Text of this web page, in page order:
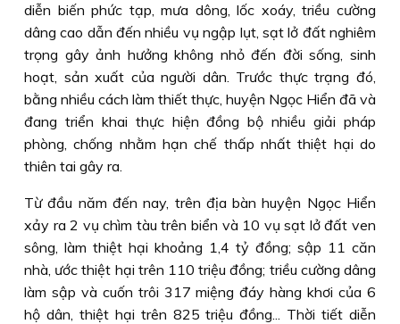
diễn biến phức tạp, mưa dông, lốc xoáy, triều cường
dâng cao dẫn đến nhiều vụ ngập lụt, sạt lở đất nghiêm
trọng gây ảnh hưởng không nhỏ đến đời sống, sinh
hoạt, sản xuất của người dân. Trước thực trạng đó,
bằng nhiều cách làm thiết thực, huyện Ngọc Hiển đã và
đang triển khai thực hiện đồng bộ nhiều giải pháp
phòng, chống nhằm hạn chế thấp nhất thiệt hại do
thiên tai gây ra.
Từ đầu năm đến nay, trên địa bàn huyện Ngọc Hiển
xảy ra 2 vụ chìm tàu trên biển và 10 vụ sạt lở đất ven
sông, làm thiệt hại khoảng 1,4 tỷ đồng; sập 11 căn
nhà, ước thiệt hại trên 110 triệu đồng; triều cường dâng
làm sập và cuốn trôi 317 miệng đáy hàng khơi của 6
hộ dân, thiệt hại trên 825 triệu đồng... Thời tiết diễn